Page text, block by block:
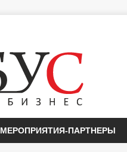
МЕРОПРИЯТИЯ-ПАРТНЕРЫ